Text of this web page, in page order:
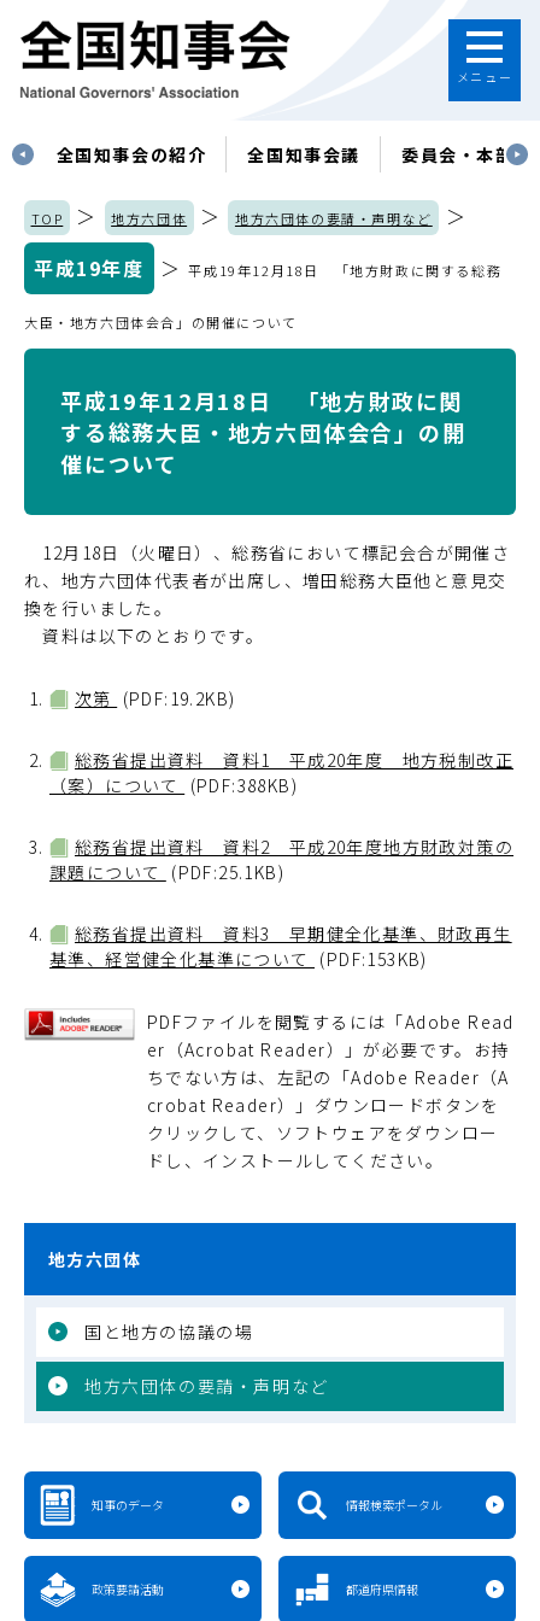
メニュー
全国知事会の紹介 全国知事会議 委員会・本部
TOP ＞ 地方六団体 ＞ 地方六団体の要請・声明など
＞
平成19年度
＞平成19年12月18日 「地方財政に関する総務
大臣・地方六団体会合」の開催について
平成19年12月18日 「地方財政に関
する総務大臣・地方六団体会合」の開
催について
12月18日（火曜日）、総務省において標記会合が開催さ
れ、地方六団体代表者が出席し、増田総務大臣他と意見交
換を行いました。
資料は以下のとおりです。
次第 (PDF:19.2KB)
総務省提出資料 資料1 平成20年度 地方税制改正
（案）について
(PDF:388KB)
総務省提出資料 資料2 平成20年度地方財政対策の
課題について
(PDF:25.1KB)
総務省提出資料 資料3 早期健全化基準、財政再生
基準、経営健全化基準について
(PDF:153KB)
PDFファイルを閲覧するには「Adobe Read
er（Acrobat Reader）」が必要です。お持
ちでない方は、左記の「Adobe Reader（A
crobat Reader）」ダウンロードボタンを
クリックして、ソフトウェアをダウンロー
ドし、インストールしてください。
地方六団体
国と地方の協議の場
地方六団体の要請・声明など
知事のデータ 情報検索ポータル
政策要請活動 都道府県情報